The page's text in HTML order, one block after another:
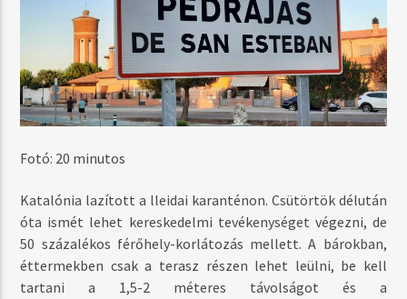
Fotó: 20 minutos
Katalónia lazított a lleidai karanténon. Csütörtök délután
óta ismét lehet kereskedelmi tevékenységet végezni, de
50 százalékos férőhely-korlátozás mellett. A bárokban,
éttermekben csak a terasz részen lehet leülni, be kell
tartani a 1,5-2 méteres távolságot és a